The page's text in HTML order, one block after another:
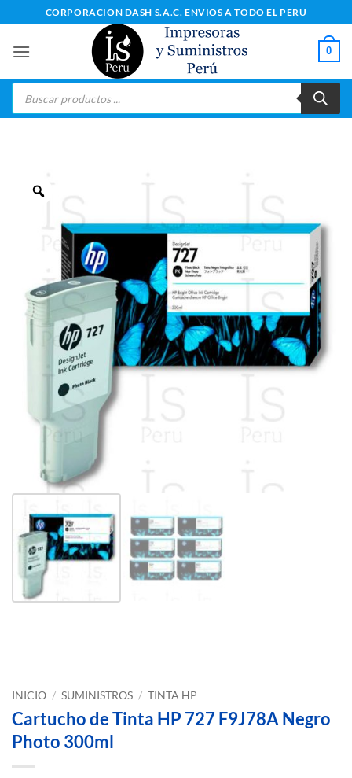
al
contenido
CORPORACION DASH S.A.C. ENVIOS A TODO EL PERU
0
Búsqueda
INICIO / SUMINISTROS / TINTA HP
Cartucho de Tinta HP 727 F9J78A Negro
Photo 300ml